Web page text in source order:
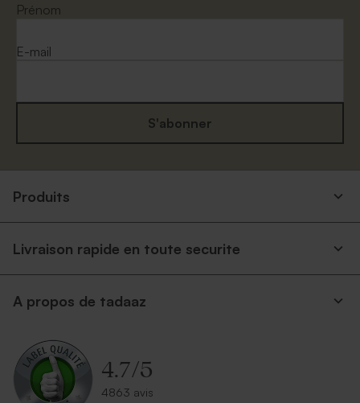
Prénom
E-mail
S'abonner
Produits
Livraison rapide en toute securite
A propos de tadaaz
4.7/5
4863 avis